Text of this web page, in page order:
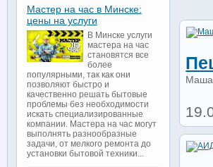
Маша
Мастер на час в Минске:
цены на услуги
В Минске услуги
мастера на час
становятся все
более
популярными, так как они
позволяют быстро и
качественно решать бытовые
проблемы без необходимости
искать специализированные
компании. Мастера на час могут
выполнять разнообразные
задачи, от мелкого ремонта до
установки бытовой техники...